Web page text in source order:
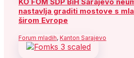
nastavlja graditi mostove s
širom Evrope
Forum mladih, Kanton Sarajevo